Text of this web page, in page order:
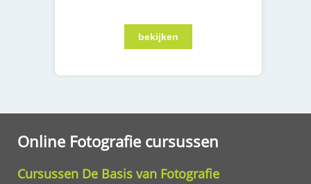
Online Fotografie cursussen
Cursussen De Basis van Fotografie